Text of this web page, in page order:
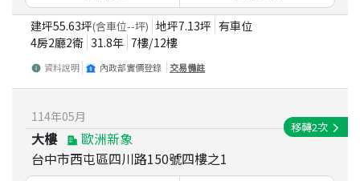
建坪55.63坪(含車位--坪) 地坪7.13坪 有車位
4房2廳2衛 31.8年 7樓/12樓
資料說明 內政部實價登錄 交易備註
114年05月
大樓
歐洲新象
台中市西屯區四川路150號四樓之1
移轉2次